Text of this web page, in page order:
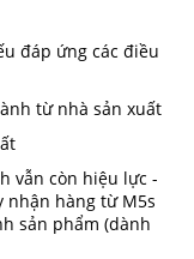
đáp ứng các điều
từ nhà sản xuất
vẫn còn hiệu lực -
hàng từ M5s
sản phẩm (dành